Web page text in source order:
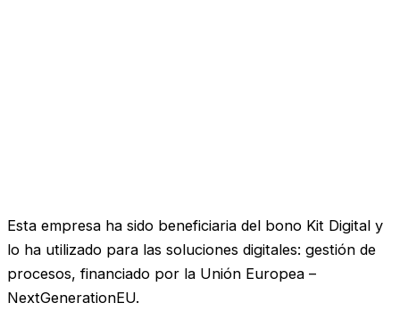
Esta empresa ha sido beneficiaria del bono Kit Digital y
lo ha utilizado para las soluciones digitales: gestión de
procesos, financiado por la Unión Europea –
NextGenerationEU.